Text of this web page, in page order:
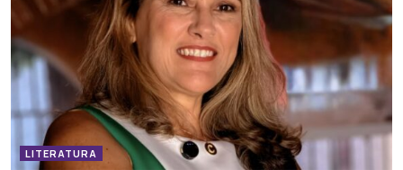
LITERATURA